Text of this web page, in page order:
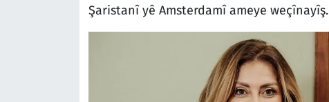
Şaristanî yê Amsterdamî ameye weçînayîş.